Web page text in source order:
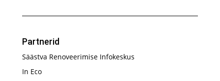
Partnerid
Säästva Renoveerimise Infokeskus
In Eco